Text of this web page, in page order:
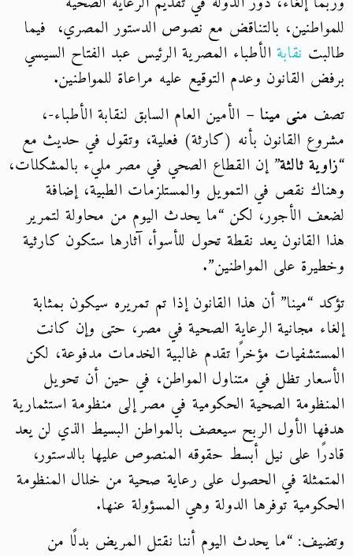
للمواطنين، بالتناقض مع نصوص الدستور المصري، فيما
طالبت نقابةالأطباء المصرية الرئيس عبد الفتاح السيسي
برفض القانون وعدم التوقيع عليه مراعاة للمواطنين.
تصف منى مينا– الأمين العام السابق لنقابة الأطباء-،
مشروع القانون بأنه (كارثة) فعلية، وتقول في حديث مع
“زاوية ثالثة” إن القطاع الصحي في مصر مليء بالمشكلات،
وهناك نقص في التمويل والمستلزمات الطبية، إضافة
لضعف الأجور، لكن “ما يحدث اليوم من محاولة لتمرير
هذا القانون يعد نقطة تحول للأسوأ، آثارها ستكون كارثية
وخطيرة على المواطنين”.
تؤكد “مينا” أن هذا القانون إذا تم تمريره سيكون بمثابة
إلغاء مجانية الرعاية الصحية في مصر، حتى وإن كانت
المستشفيات مؤخرًا تقدم غالبية الخدمات مدفوعة، لكن
الأسعار تظل في متناول المواطن، في حين أن تحويل
المنظومة الصحية الحكومية في مصر إلى منظومة استثمارية
هدفها الأول الربح سيعصف بالمواطن البسيط الذي لن يعد
قادرًا على نيل أبسط حقوقه المنصوص عليها بالدستور،
المتمثلة في الحصول على رعاية صحية من خلال المنظومة
الحكومية توفرها الدولة وهي المسؤولة عنها.
وتضيف: “ما يحدث اليوم أننا نقتل المريض بدلًا من